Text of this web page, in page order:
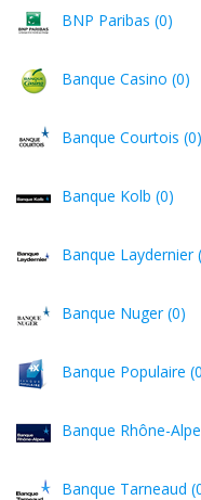
BNP Paribas (0)
Banque Casino (0)
Banque Courtois (0)
Banque Kolb (0)
Banque Laydernier
Banque Nuger (0)
Banque Populaire
Banque Rhône-
Banque Tarneaud